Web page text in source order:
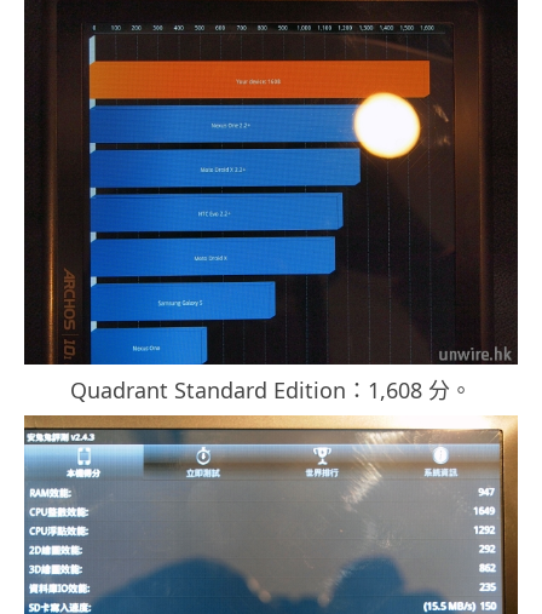
Quadrant Standard Edition：1,608 分。